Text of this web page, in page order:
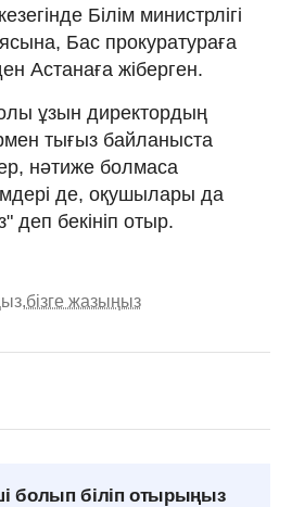
Білім министрлігі
Бас прокуратураға
Астанаға жіберген.
ұзын директордың
тығыз байланыста
нәтиже болмаса
де, оқушылары да
деп бекініп отыр.
бізге жазыңыз
болып біліп отырыңыз